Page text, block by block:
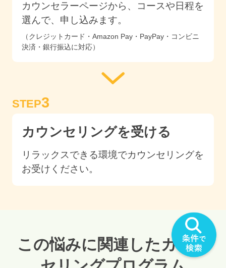
カウンセラーページから、コースや日程を
選んで、申し込みます。
（クレジットカード・Amazon Pay・PayPay・コンビニ
決済・銀行振込に対応）
STEP3
カウンセリングを受ける
リラックスできる環境でカウンセリングを
お受けください。
この悩みに関連したカウン